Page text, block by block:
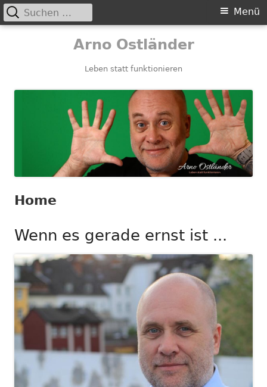
Arno Ostländer
Leben statt funktionieren
Primäres
Menü
Suchen
nach:
Home
Wenn es gerade ernst ist ...